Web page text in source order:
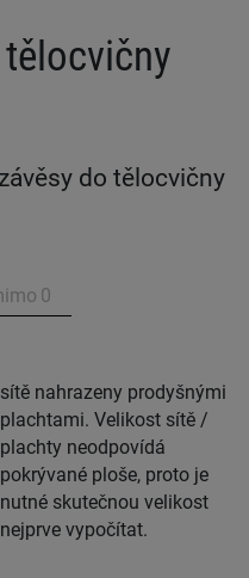
do tělocvičny
0
nejprve vypočítat.